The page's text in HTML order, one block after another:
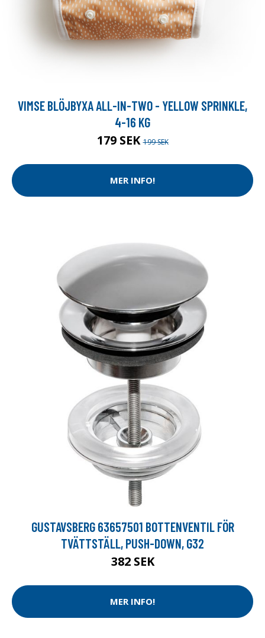
VIMSE BLÖJBYXA ALL-IN-TWO - YELLOW SPRINKLE,
4-16 KG
179 SEK199 SEK
MER INFO!
GUSTAVSBERG 63657501 BOTTENVENTIL FÖR
TVÄTTSTÄLL, PUSH-DOWN, G32
382 SEK
MER INFO!